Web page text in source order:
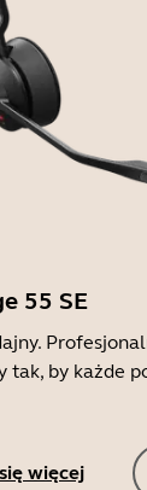
55 SE
by każde
więcej